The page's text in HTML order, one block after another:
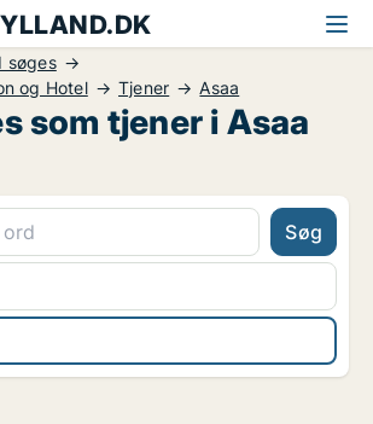
søges
og Hotel
Tjener Asaa
som tjener i Asaa
Søg